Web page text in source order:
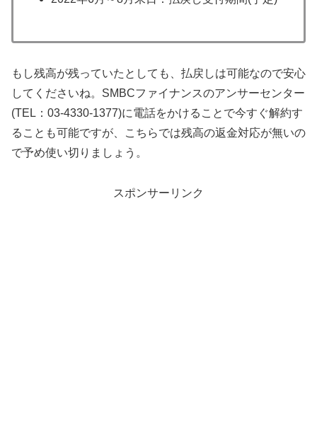
もし残高が残っていたとしても、払戻しは可能なので安心
してくださいね。SMBCファイナンスのアンサーセンター
(TEL：03-4330-1377)に電話をかけることで今すぐ解約す
ることも可能ですが、こちらでは残高の返金対応が無いの
で予め使い切りましょう。
スポンサーリンク